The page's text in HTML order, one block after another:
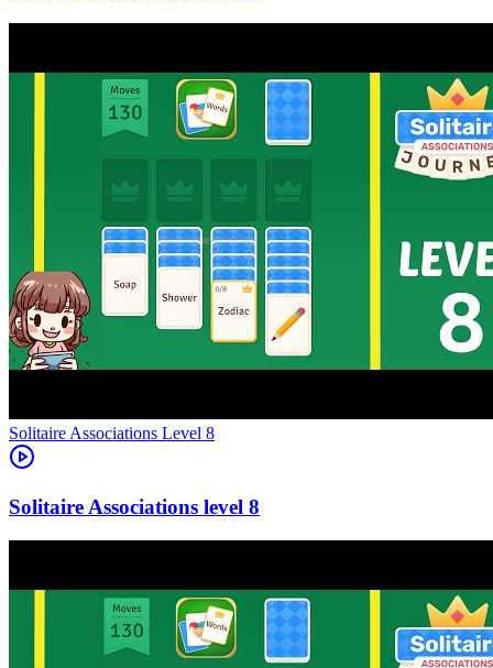
Level 8
8